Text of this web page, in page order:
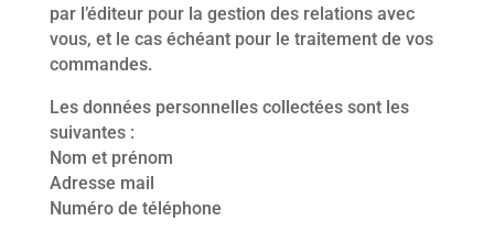
par l’éditeur pour la gestion des relations avec
vous, et le cas échéant pour le traitement de vos
commandes.
Les données personnelles collectées sont les
suivantes :
Nom et prénom
Adresse mail
Numéro de téléphone